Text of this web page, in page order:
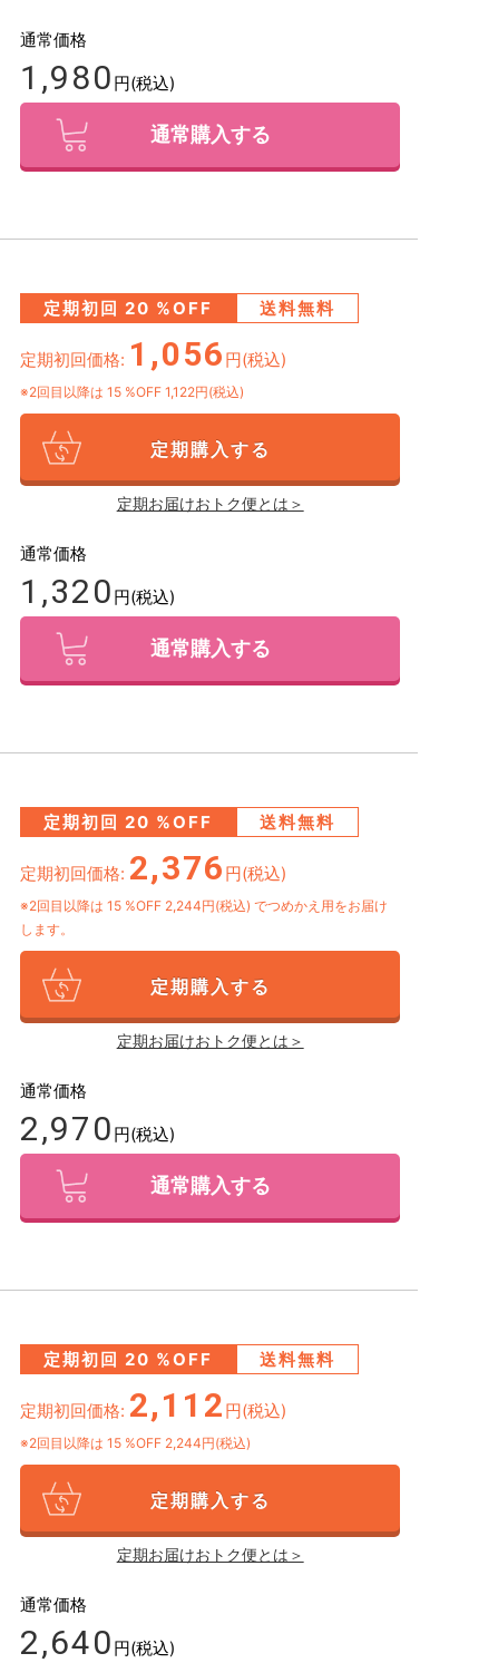
通常価格
1,980 円(税込)
通常購入する
定期初回 20 %OFF 送料無料
定期初回価格: 1,056 円(税込)
※2回目以降は 15 %OFF 1,122円(税込)
定期購入する
定期お届けおトク便とは＞
通常価格
1,320 円(税込)
通常購入する
定期初回 20 %OFF 送料無料
定期初回価格: 2,376 円(税込)
※2回目以降は 15 %OFF 2,244円(税込)でつめかえ用をお届け
します。
定期購入する
定期お届けおトク便とは＞
通常価格
2,970 円(税込)
通常購入する
定期初回 20 %OFF 送料無料
定期初回価格: 2,112 円(税込)
※2回目以降は 15 %OFF 2,244円(税込)
定期購入する
定期お届けおトク便とは＞
通常価格
2,640 円(税込)